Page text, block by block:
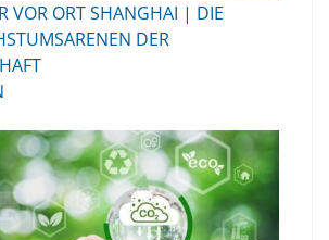
VOR ORT SHANGHAI | DIE
DER